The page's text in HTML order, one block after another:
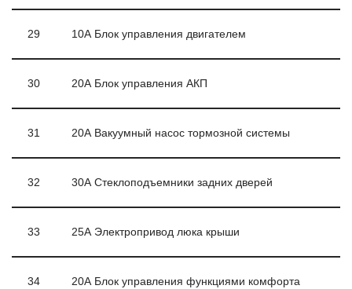
29 10А Блок управления двигателем
30 20А Блок управления АКП
31 20А Вакуумный насос тормозной системы
32 30А Стеклоподъемники задних дверей
33 25А Электропривод люка крыши
34 20А Блок управления функциями комфорта